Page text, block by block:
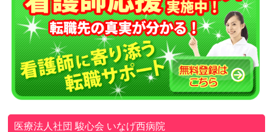
医療法人社団 駿心会 いなげ西病院